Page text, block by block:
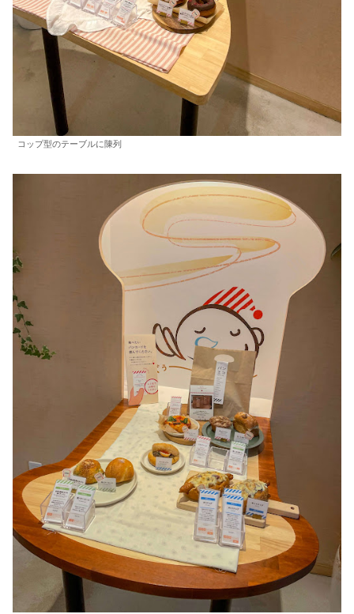
コップ型のテーブルに陳列